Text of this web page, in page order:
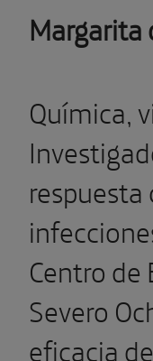
Margarita
Química,
Centro
Severo
eficacia